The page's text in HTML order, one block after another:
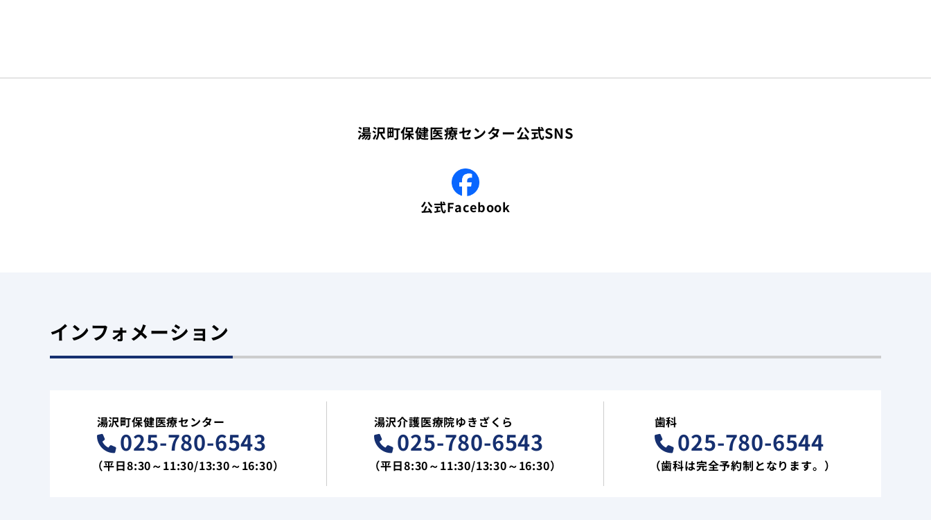
湯沢町保健医療センター公式SNS
公式Facebook
インフォメーション
湯沢町保健医療センター
025-780-6543
（平日8:30～11:30/13:30～16:30）
湯沢介護医療院ゆきざくら
025-780-6543
（平日8:30～11:30/13:30～16:30）
歯科
025-780-6544
（歯科は完全予約制となります。）